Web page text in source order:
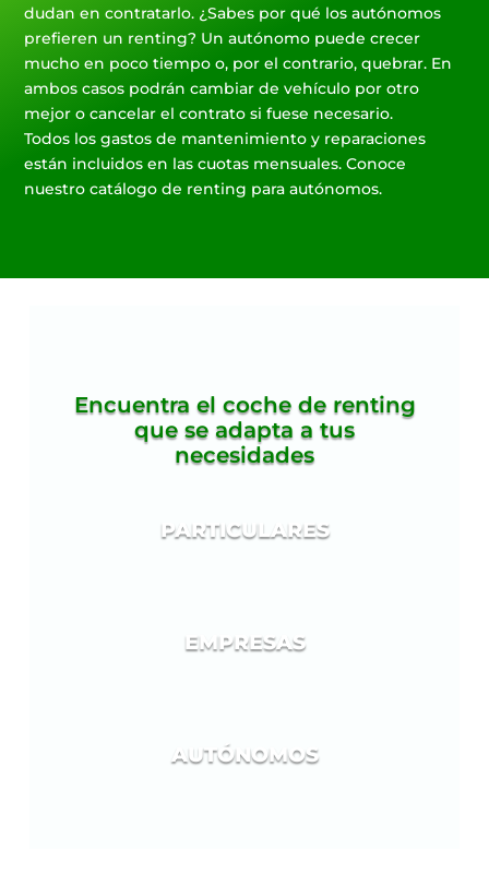
dudan en contratarlo. ¿Sabes por qué los autónomos
prefieren un renting? Un autónomo puede crecer
mucho en poco tiempo o, por el contrario, quebrar. En
ambos casos podrán cambiar de vehículo por otro
mejor o cancelar el contrato si fuese necesario.
Todos los gastos de mantenimiento y reparaciones
están incluidos en las cuotas mensuales. Conoce
nuestro catálogo de renting para autónomos.
Encuentra el coche de renting
que se adapta a tus
necesidades
PARTICULARES
EMPRESAS
AUTÓNOMOS